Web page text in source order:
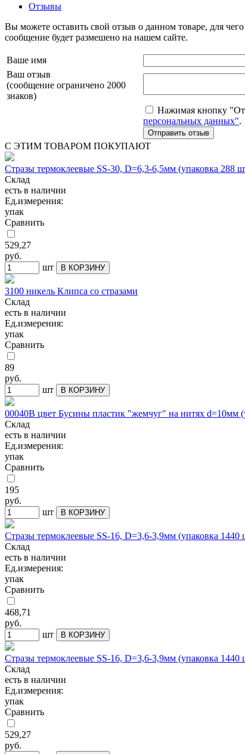
Отзывы
Вы можете оставить свой отзыв о данном товаре, для
сообщение будет размешено на нашем сайте.
Ваше имя
Ваш отзыв
(сообщение ограничено 2000
знаков)
Нажимая кнопку
персональных данных".
С ЭТИМ ТОВАРОМ ПОКУПАЮТ
Стразы термоклеевые SS-30, D=6,3-6,5мм (упаковка 288
Склад
есть в наличии
Ед.измерения:
упак
Сравнить
529,27
руб.
шт
В КОРЗИНУ
3100 никель Клипса со стразами
Склад
есть в наличии
Ед.измерения:
упак
Сравнить
89
руб.
шт
В КОРЗИНУ
00040В цвет Бусины пластик "жемчуг" на нитях d=10мм
Склад
есть в наличии
Ед.измерения:
упак
Сравнить
195
руб.
шт
В КОРЗИНУ
Стразы термоклеевые SS-16, D=3,6-3,9мм (упаковка
Склад
есть в наличии
Ед.измерения:
упак
Сравнить
468,71
руб.
шт
В КОРЗИНУ
Стразы термоклеевые SS-16, D=3,6-3,9мм (упаковка 1440
Склад
есть в наличии
Ед.измерения:
упак
Сравнить
529,27
руб.